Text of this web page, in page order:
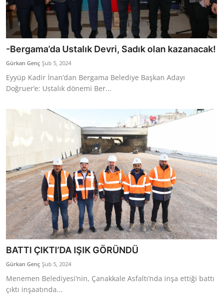
-Bergama’da Ustalık Devri, Sadık olan kazanacak!
Gürkan Genç Şub 5, 2024
Eyyüp Kadir İnan’dan Bergama Belediye Başkan Adayı
Doğruer’e: Ustalık dönemi Ber...
BATTI ÇIKTI’DA IŞIK GÖRÜNDÜ
Gürkan Genç Şub 5, 2024
Menemen Belediyesi’nin, Çanakkale Asfaltı’nda inşa ettiği battı
çıktı inşaatında...